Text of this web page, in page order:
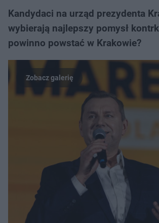
Kandydaci na urząd prezydenta
wybierają najlepszy pomysł
powinno powstać w Krakowie?